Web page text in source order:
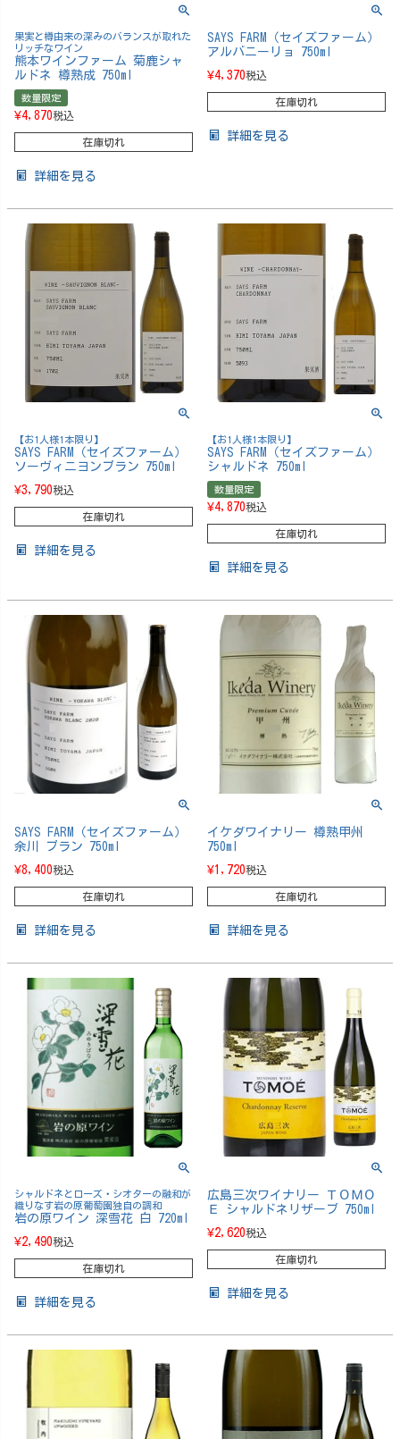
果実と樽由来の深みのバランスが取れた
リッチなワイン
熊本ワインファーム 菊鹿シャ
ルドネ 樽熟成 750ml
数量限定
¥4,870税込
在庫切れ
詳細を見る
SAYS FARM（セイズファーム）
アルバニーリョ 750ml
¥4,370税込
在庫切れ
詳細を見る
【お1人様1本限り】
SAYS FARM（セイズファーム）
ソーヴィニヨンブラン 750ml
¥3,790税込
在庫切れ
詳細を見る
【お1人様1本限り】
SAYS FARM（セイズファーム）
シャルドネ 750ml
数量限定
¥4,870税込
在庫切れ
詳細を見る
SAYS FARM（セイズファーム）
余川 ブラン 750ml
¥8,400税込
在庫切れ
詳細を見る
イケダワイナリー 樽熟甲州
750ml
¥1,720税込
在庫切れ
詳細を見る
シャルドネとローズ・シオターの融和が
織りなす岩の原葡萄園独自の調和
岩の原ワイン 深雪花 白 720ml
¥2,490税込
在庫切れ
詳細を見る
広島三次ワイナリー ＴＯＭＯ
Ｅ シャルドネリザーブ 750ml
¥2,620税込
在庫切れ
詳細を見る